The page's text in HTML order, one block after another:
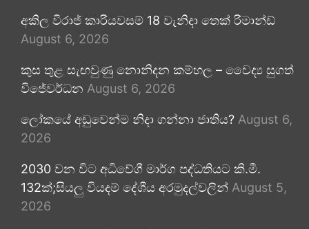
අකිල විරාජ් කාරියවසම් 18 වැනිදා තෙක් රිමාන්ඩ්
August 6, 2026
කුස තුළ සැඟවුණු නොනිදන කම්හල – වෛද්‍ය සුගත්
විජේවර්ධන August 6, 2026
ලෝකයේ අඩුවෙන්ම නිදා ගන්නා ජාතිය? August 6,
2026
2030 වන විට අධිවේගී මාර්ග පද්ධතියට කි.මී.
132ක්;සියලු වියදම් දේශීය අරමුදල්වලින් August 5,
2026